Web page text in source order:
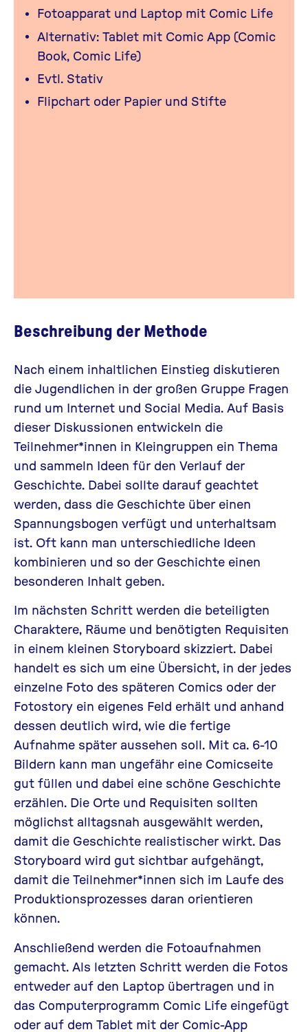
Fotoapparat und Laptop mit Comic Life
Alternativ: Tablet mit Comic App (Comic
Book, Comic Life)
Evtl. Stativ
Flipchart oder Papier und Stifte
Beschreibung der Methode
Nach einem inhaltlichen Einstieg diskutieren
die Jugendlichen in der großen Gruppe Fragen
rund um Internet und Social Media. Auf Basis
dieser Diskussionen entwickeln die
Teilnehmer*innen in Kleingruppen ein Thema
und sammeln Ideen für den Verlauf der
Geschichte. Dabei sollte darauf geachtet
werden, dass die Geschichte über einen
Spannungsbogen verfügt und unterhaltsam
ist. Oft kann man unterschiedliche Ideen
kombinieren und so der Geschichte einen
besonderen Inhalt geben.
Im nächsten Schritt werden die beteiligten
Charaktere, Räume und benötigten Requisiten
in einem kleinen Storyboard skizziert. Dabei
handelt es sich um eine Übersicht, in der jedes
einzelne Foto des späteren Comics oder der
Fotostory ein eigenes Feld erhält und anhand
dessen deutlich wird, wie die fertige
Aufnahme später aussehen soll. Mit ca. 6-10
Bildern kann man ungefähr eine Comicseite
gut füllen und dabei eine schöne Geschichte
erzählen. Die Orte und Requisiten sollten
möglichst alltagsnah ausgewählt werden,
damit die Geschichte realistischer wirkt. Das
Storyboard wird gut sichtbar aufgehängt,
damit die Teilnehmer*innen sich im Laufe des
Produktionsprozesses daran orientieren
können.
Anschließend werden die Fotoaufnahmen
gemacht. Als letzten Schritt werden die Fotos
entweder auf den Laptop übertragen und in
das Computerprogramm Comic Life eingefügt
oder auf dem Tablet mit der Comic-App